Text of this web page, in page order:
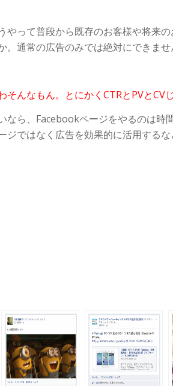
やって普段から既存のお客様や将来
通常の広告のみでは絶対にできませ
んなもん。とにかくCTRとPVとCV
ら、Facebookページをやるのは時
ではなく広告を効果的に活用する